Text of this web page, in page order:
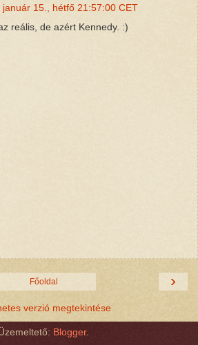
január 15., hétfő 21:57:00 CET
reális, de azért Kennedy. :)
›
Főoldal
verzió megtekintése
Blogger.